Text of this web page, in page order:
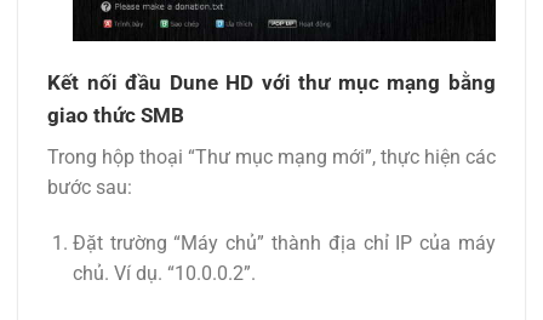
Kết nối đầu Dune HD với thư mục mạng bằng
giao thức SMB
Trong hộp thoại “Thư mục mạng mới”, thực hiện các
bước sau:
Đặt trường “Máy chủ” thành địa chỉ IP của máy
chủ. Ví dụ. “10.0.0.2”.